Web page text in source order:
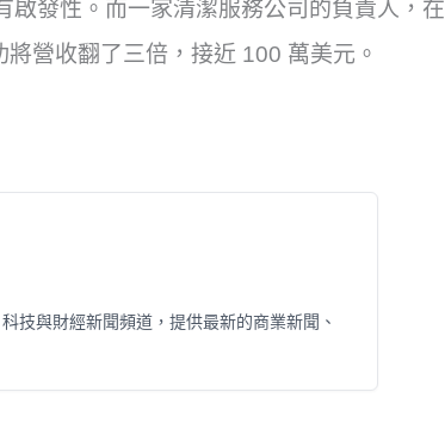
發性。而一家清潔服務公司的負責人，在
營收翻了三倍，接近 100 萬美元。
技與財經新聞頻道，提供最新的商業新聞、